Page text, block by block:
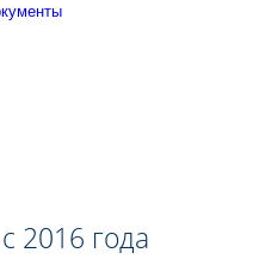
2016 года